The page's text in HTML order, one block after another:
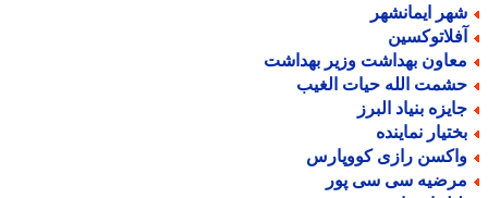
ایمانشهر
بهداشت وزیر بهداشت
الله حیات الغیب
بنیاد البرز
نماینده
رازی کووپارس
سی سی پور